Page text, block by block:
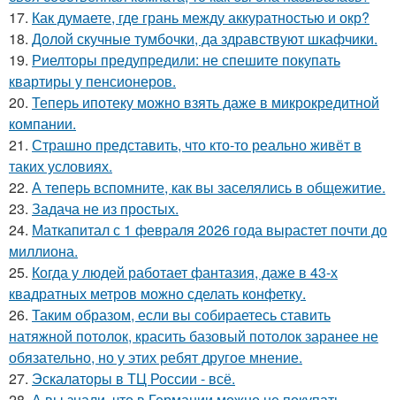
17. Как думаете, где грань между аккуратностью и окр?
18. Долой скучные тумбочки, да здравствуют шкафчики.
19. Риелторы предупредили: не спешите покупать
квартиры у пенсионеров.
20. Теперь ипотеку можно взять даже в микрокредитной
компании.
21. Страшно представить, что кто-то реально живёт в
таких условиях.
22. А теперь вспомните, как вы заселялись в общежитие.
23. Задача не из простых.
24. Маткапитал с 1 февраля 2026 года вырастет почти до
миллиона.
25. Когда у людей работает фантазия, даже в 43-х
квадратных метров можно сделать конфетку.
26. Таким образом, если вы собираетесь ставить
натяжной потолок, красить базовый потолок заранее не
обязательно, но у этих ребят другое мнение.
27. Эскалаторы в ТЦ России - всё.